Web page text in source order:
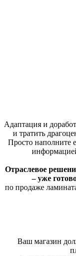
Адаптация и
и тратить
Просто наполните
Отраслевое
– уже
по продаже
Ваш магазин